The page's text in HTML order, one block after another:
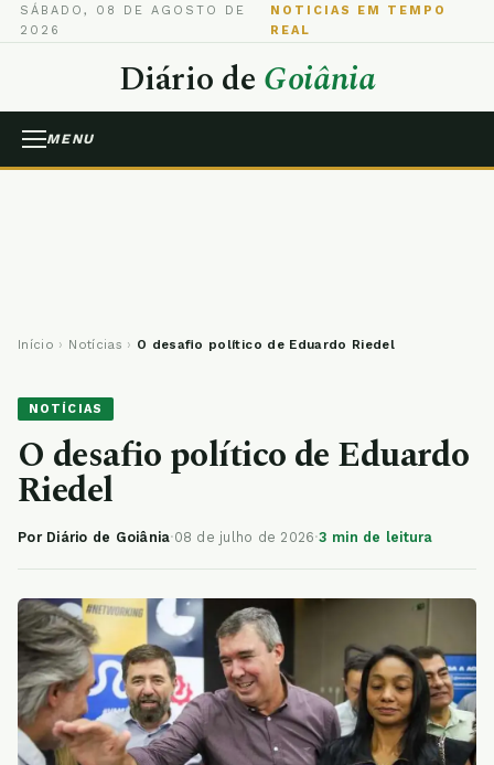
SÁBADO, 08 DE AGOSTO DE
2026
NOTICIAS EM TEMPO
REAL
Diário deGoiânia
MENU
Início › Notícias › O desafio político de Eduardo Riedel
NOTÍCIAS
O desafio político de Eduardo
Riedel
Por Diário de Goiânia·08 de julho de 2026·3 min de leitura